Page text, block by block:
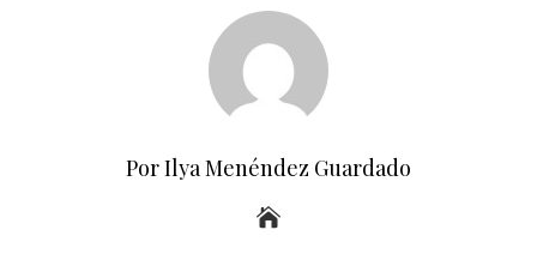
Por Ilya Menéndez Guardado